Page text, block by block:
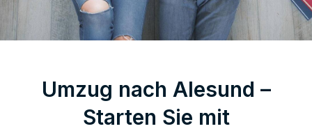
Umzug nach Alesund –
Starten Sie mit